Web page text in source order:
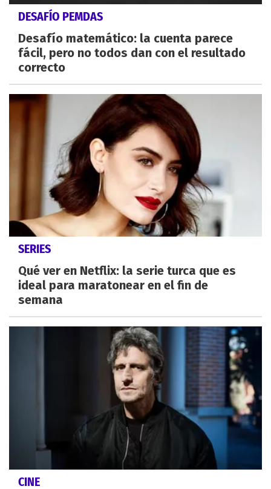
DESAFÍO PEMDAS
Desafío matemático: la cuenta parece
fácil, pero no todos dan con el resultado
correcto
SERIES
Qué ver en Netflix: la serie turca que es
ideal para maratonear en el fin de
semana
CINE